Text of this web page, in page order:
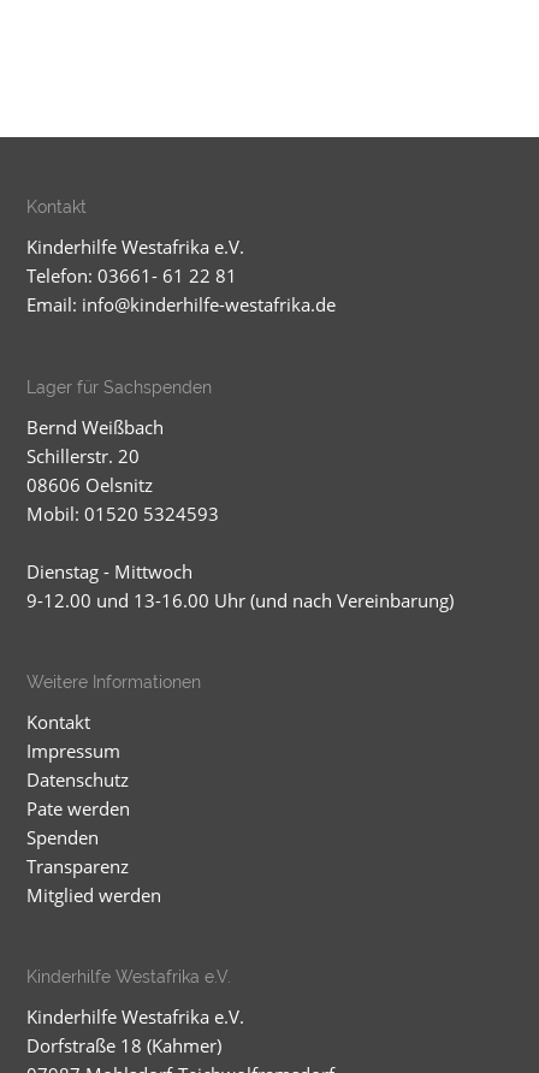
Kontakt
Kinderhilfe Westafrika e.V.
Telefon: 03661- 61 22 81
Email: info@kinderhilfe-westafrika.de
Lager für Sachspenden
Bernd Weißbach
Schillerstr. 20
08606 Oelsnitz
Mobil: 01520 5324593
Dienstag - Mittwoch
9-12.00 und 13-16.00 Uhr (und nach Vereinbarung)
Weitere Informationen
Kontakt
Impressum
Datenschutz
Pate werden
Spenden
Transparenz
Mitglied werden
Kinderhilfe Westafrika e.V.
Kinderhilfe Westafrika e.V.
Dorfstraße 18 (Kahmer)